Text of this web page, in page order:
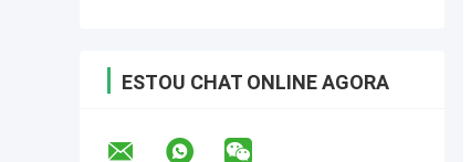
ESTOU CHAT ONLINE AGORA